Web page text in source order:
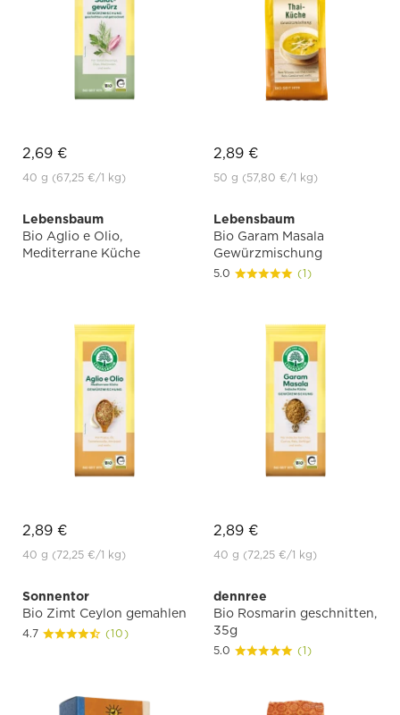
2,69 €
40 g (67,25 €/1 kg)
2,89 €
50 g (57,80 €/1 kg)
Lebensbaum
Bio Aglio e Olio,
Mediterrane Küche
2,89 €
40 g (72,25 €/1 kg)
Lebensbaum
Bio Garam Masala
Gewürzmischung
5.0 (1)
2,89 €
40 g (72,25 €/1 kg)
Sonnentor
Bio Zimt Ceylon gemahlen
4.7 (10)
dennree
Bio Rosmarin geschnitten,
35g
5.0 (1)